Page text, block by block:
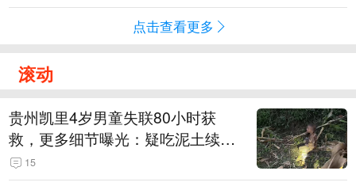
点击查看更多
滚动
贵州凯里4岁男童失联80小时获
救，更多细节曝光：疑吃泥土续
命，搜救至20米附近错过多找3天
15